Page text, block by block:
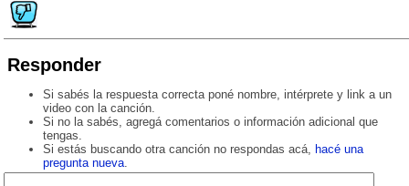
Responder
Si sabés la respuesta correcta poné nombre, intérprete y link a un
video con la canción.
Si no la sabés, agregá comentarios o información adicional que
tengas.
Si estás buscando otra canción no respondas acá, hacé una
pregunta nueva.